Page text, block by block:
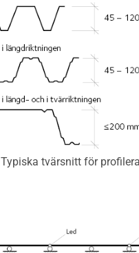
Typiska tvärsnitt för